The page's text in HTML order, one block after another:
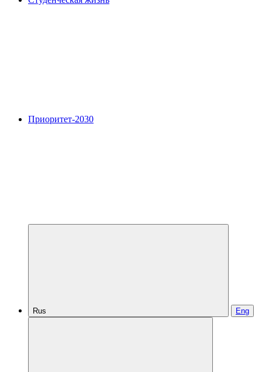
Приоритет-2030
Rus Eng